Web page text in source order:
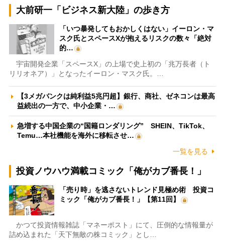
大前研一「ビジネス新大陸」の歩き方
「いつ暴発してもおかしくはない」イーロン・マ
スク氏とスペースXが抱えるリスクの数々「絶対
的…
宇宙開発企業「スペースX」の上場で史上初の「兆万長者（ト
リリオネア）」となったイーロン・マスク氏。…
【3メガバンクは純利益5兆円超】銀行、商社、ゼネコンは最高
益続出の一方で、中小企業・…
急増する中国企業の“国籍ロンダリング” SHEIN、TikTok、
Temu…本社機能を海外に移転させ…
一覧を見る
投資ノウハウ満載コミック「俺がカブ番長！」
「売り時」を逃さないトレンド見極め術 投資コ
ミック「俺がカブ番長！」【第11回】
かつて投資情報雑誌「マネーポスト」にて、圧倒的な情報量が
詰め込まれた「天下無敵の株コミック」とし…